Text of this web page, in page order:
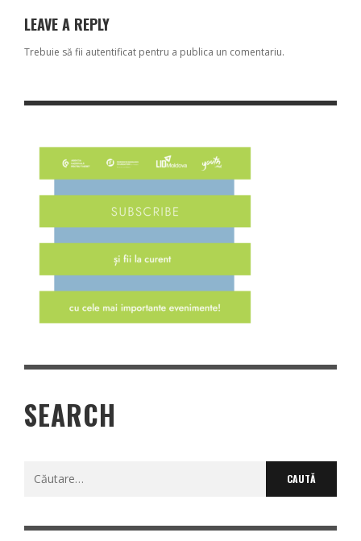
LEAVE A REPLY
Trebuie să fii autentificat pentru a publica un comentariu.
SEARCH
Caută